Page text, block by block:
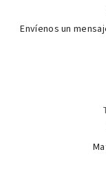
Envíenos un